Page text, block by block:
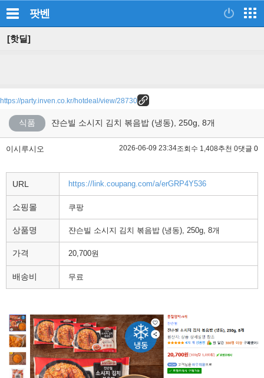
팟벤
[핫딜]
https://party.inven.co.kr/hotdeal/view/28730
식품 쟌슨빌 소시지 김치 볶음밥 (냉동), 250g, 8개
이시루시오 2026-06-09 23:34조회수 1,408추천 0댓글 0
URL https://link.coupang.com/a/erGRP4Y536
쇼핑몰 쿠팡
상품명 쟌슨빌 소시지 김치 볶음밥 (냉동), 250g, 8개
가격 20,700원
배송비 무료